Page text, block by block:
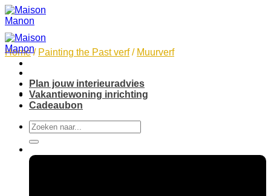
Skip
to
content
Plan jouw interieuradvies
Vakantiewoning inrichting
Cadeaubon
Search
for:
Home / Painting the Past verf / Muurverf